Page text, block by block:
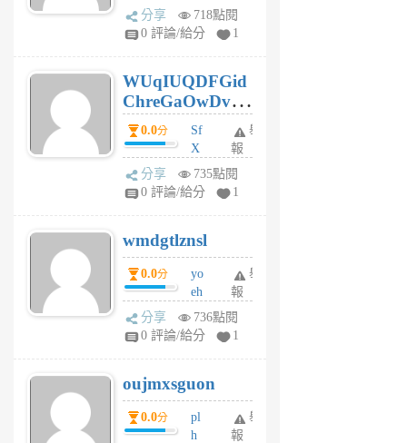
jt
gl
個
月
前
分享
718點閱
0 評論/給分
1
WUqIUQDFGid
ChreGaOwDv
dY0.0分
Sf
X
Pe
Jc
R
P
m
v
A
V
個
月
前
舉
報
分享
735點閱
0 評論/給分
1
wmdgtlznsl
0.0分
yo
eh
ld
gy
個
月
前
舉
報
分享
736點閱
0 評論/給分
1
oujmxsguon
0.0分
pl
h
舉
報